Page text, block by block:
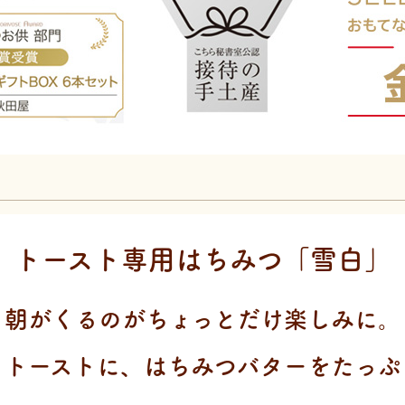
トースト専用はちみつ「雪白」
朝がくるのがちょっとだけ楽しみに。
ーストに、はちみつバターをたっ